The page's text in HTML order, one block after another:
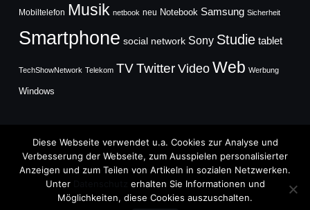
Mobiltelefon Musik netbook neu Notebook Samsung Sicherheit
Smartphone social network Sony Studie tablet
TechShowNetwork Telekom TVTwitter Video Web Werbung
Windows
Copyright © 2026
TechFieber Blog
Diese Webseite verwendet u.a. Cookies zur Analyse und
Verbesserung der Webseite, zum Ausspielen personalisierter
Anzeigen und zum Teilen von Artikeln in sozialen Netzwerken.
Unter
erhalten Sie Informationen und
Möglichkeiten, diese Cookies auszuschalten.